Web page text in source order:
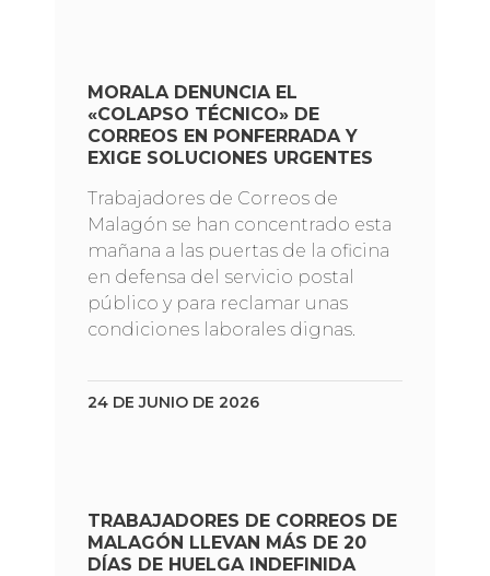
MORALA DENUNCIA EL
«COLAPSO TÉCNICO» DE
CORREOS EN PONFERRADA Y
EXIGE SOLUCIONES URGENTES
Trabajadores de Correos de
Malagón se han concentrado esta
mañana a las puertas de la oficina
en defensa del servicio postal
público y para reclamar unas
condiciones laborales dignas.
24 DE JUNIO DE 2026
TRABAJADORES DE CORREOS DE
MALAGÓN LLEVAN MÁS DE 20
DÍAS DE HUELGA INDEFINIDA